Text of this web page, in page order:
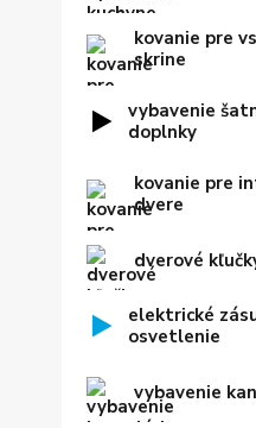
kovanie pre
skrine
vybavenie
doplnky
kovanie pre
dvere
dverové
elektrické
osvetlenie
vybavenie